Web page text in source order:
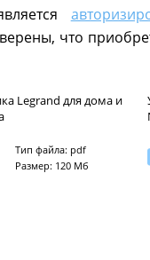
что
Legrand для дома и
Тип файла: pdf
Размер: 120 Мб